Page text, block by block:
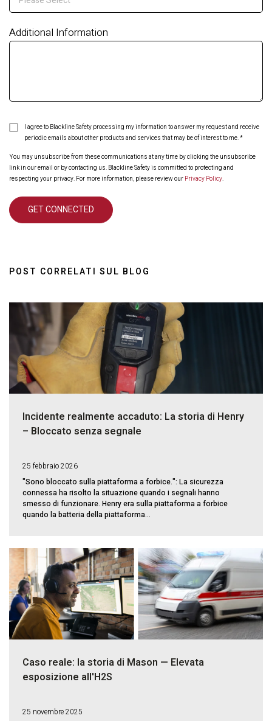
Additional Information
I agree to Blackline Safety processing my information to answer my request and receive
periodic emails about other products and services that may be of interest to me.*
You may unsubscribe from these communications at any time by clicking the unsubscribe
link in our email or by contacting us. Blackline Safety is committed to protecting and
respecting your privacy. For more information, please review our Privacy Policy.
POST CORRELATI SUL BLOG
Incidente realmente accaduto: La storia di Henry
– Bloccato senza segnale
25 febbraio 2026
"Sono bloccato sulla piattaforma a forbice.": La sicurezza
connessa ha risolto la situazione quando i segnali hanno
smesso di funzionare. Henry era sulla piattaforma a forbice
quando la batteria della piattaforma...
Caso reale: la storia di Mason — Elevata
esposizione all'H2S
25 novembre 2025